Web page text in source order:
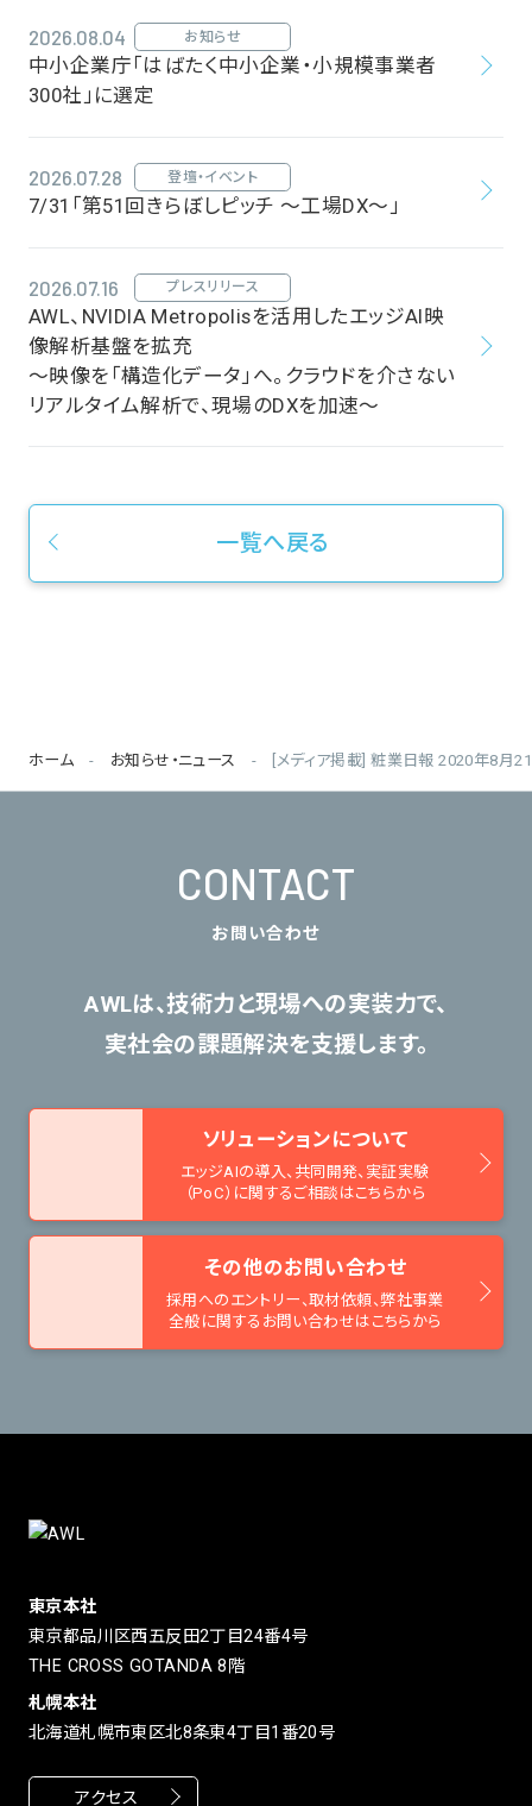
2026.08.04 お知らせ
中小企業庁「はばたく中小企業・小規模事業者
300社」に選定
2026.07.28 登壇・イベント
7/31「第51回きらぼしピッチ ～工場DX～」
2026.07.16 プレスリリース
AWL、NVIDIA Metropolisを活用したエッジAI映
像解析基盤を拡充
～映像を「構造化データ」へ。クラウドを介さない
リアルタイム解析で、現場のDXを加速～
一覧へ戻る
ホーム お知らせ・ニュース [メディア掲載] 粧業日報 2020年8月
CONTACT
お問い合わせ
AWLは、技術力と現場への実装力で、
実社会の課題解決を支援します。
ソリューションについて
エッジAIの導入、共同開発、 実証実験
（PoC）に関するご相談はこちらから
その他のお問い合わせ
採用へのエントリー、取材依頼、弊社事業
全般に関するお問い合わせはこちらから
東京本社
東京都品川区西五反田2丁目24番4号
THE CROSS GOTANDA 8階
札幌本社
北海道札幌市東区北8条東4丁目1番20号
アクセス